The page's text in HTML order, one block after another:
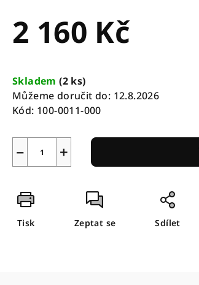
2 160 Kč
cena:
Skladem(2 ks)
Můžeme doručit do: 12.8.2026
Kód: 100-0011-000
+
−
Tisk Zeptat se Sdílet